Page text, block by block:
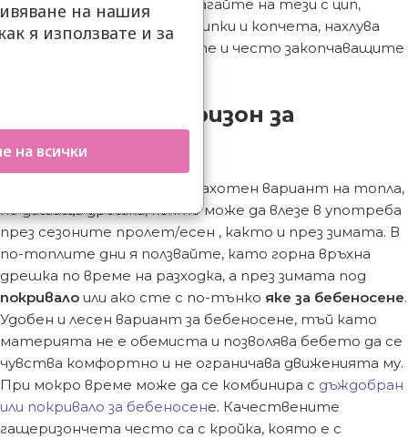
с щипки или с копчета. Залагайте на тези с цип,
защото при моделите с щипки и копчета, нахлува
студен въздух през дупките и често закопчаващите
5.Поларен гащеризон за
бебеносене
са страхотен вариант на топла,
но дишаща дрешка, която може да влезе в употреба
през сезоните пролет/есен , както и през зимата. В
по-топлите дни я ползвайте, като горна връхна
дрешка по време на разходка, а през зимата под
покривало или ако сте с по-тънко яке за бебеносене.
Удобен и лесен вариант за бебеносене, тъй като
материята не е обемиста и позволява бебето да се
чувства комфортно и не ограничава движенията му.
При мокро време може да се комбинира с дъждобран
или покривало за бебеносене. Качествените
гащеризончета често са с кройка, която е с
на нашия
я използвате и за
на всички